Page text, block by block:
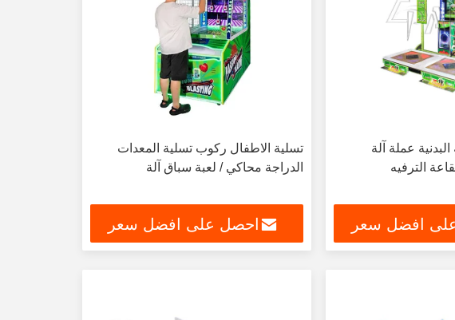
عملة آلة
الترفيه
افضل سعر
تسلية الاطفال ركوب تسلية المعدات
الدراجة محاكي / لعبة سباق آلة
احصل على افضل سعر